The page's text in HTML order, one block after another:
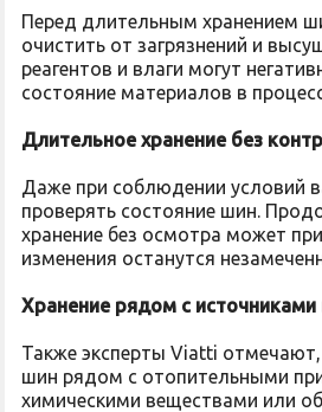
Перед длительным хранением
очистить от загрязнений и
реагентов и влаги могут
состояние материалов в
Длительное хранение без
Даже при соблюдении условий
проверять состояние шин.
хранение без осмотра может
изменения останутся
Хранение рядом с источниками
Также эксперты Viatti
шин рядом с отопительными
химическими веществами или